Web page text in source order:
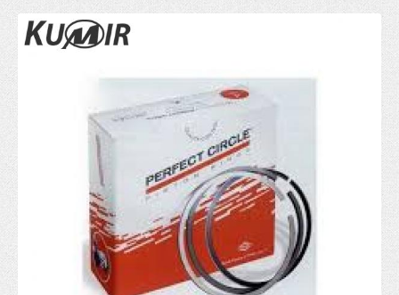
Ventil serva
Viljuska kvacila
Set kvačila
Cilindar kvačila
Sajla kvačila
Zupčanik pedale kvačila
POGON TOČKOVA